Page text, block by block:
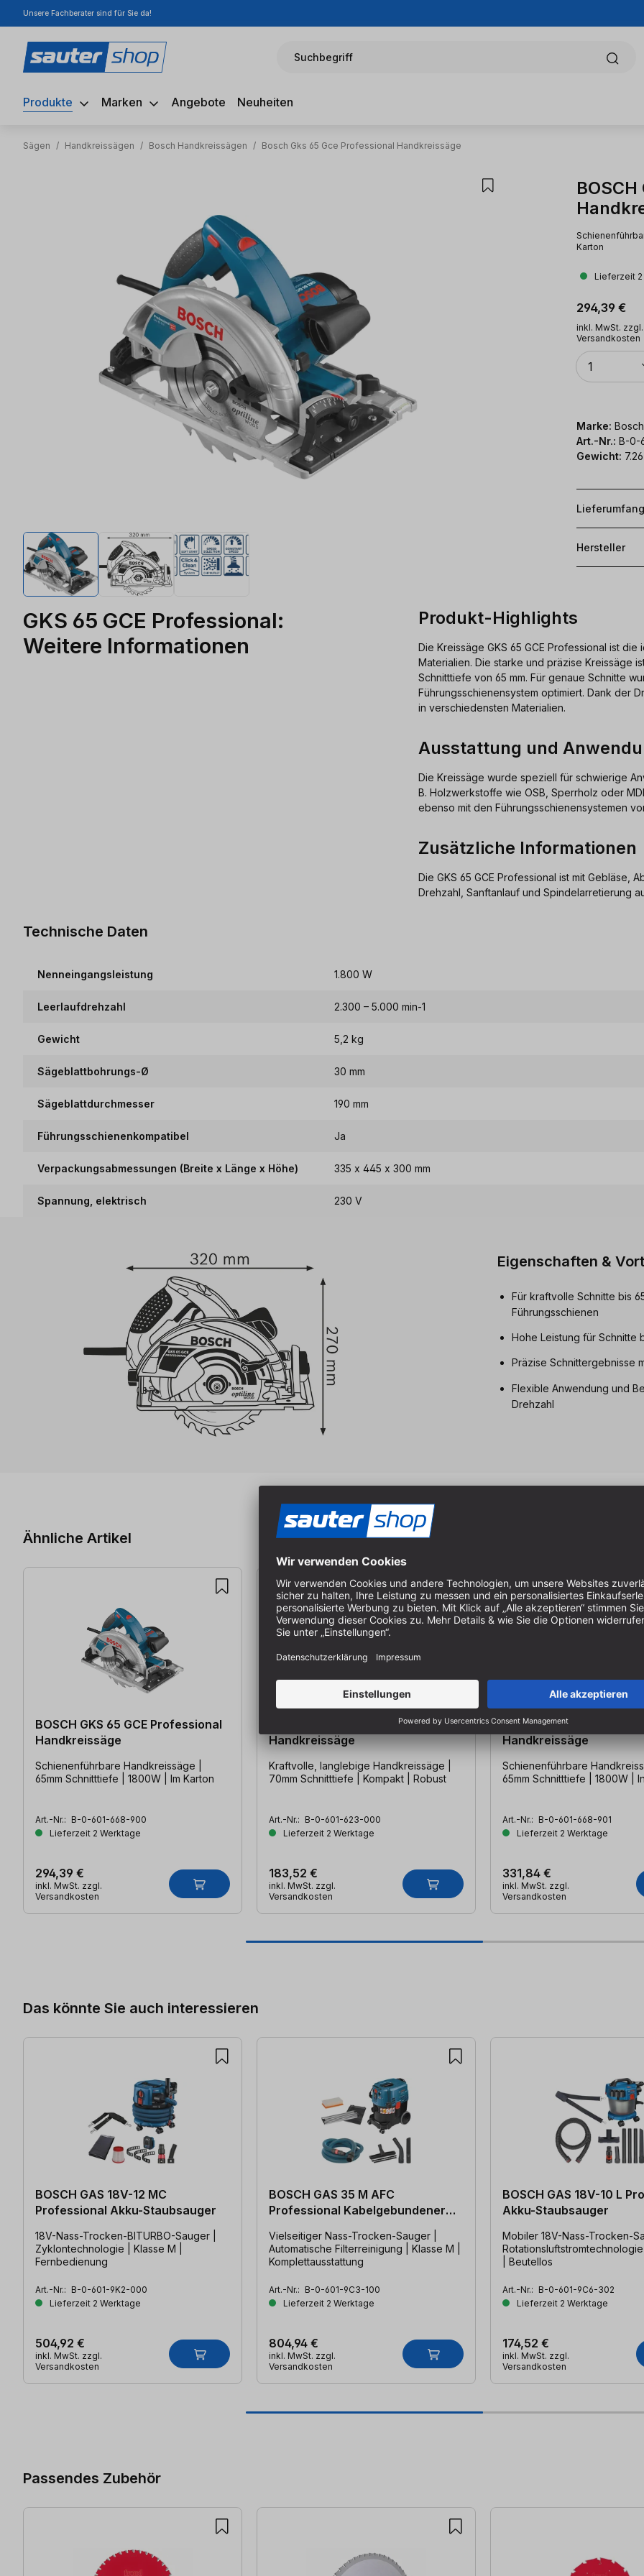
Hauptinhalt springen
Zur Suche springen
Zur Hauptnavigation springen
Unsere Fachberater sind für Sie da!
Suchbegriff
Produkte Marken Angebote Neuheiten
Sägen / Handkreissägen / Bosch Handkreissägen / Bosch Gks 65 Gce Professional Handkreissäge
Karton
Lieferzeit
Regulärer
294,39 €
inkl. MwSt. zzgl.
Versandkosten
Anzahl
1
Marke: Bosch
Art.-Nr.: B-0-
Gewicht:
Lieferumfang
Hersteller
GKS 65 GCE Professional:
Weitere Informationen
Produkt-Highlights
Die Kreissäge GKS 65 GCE Professional ist
Materialien. Die starke und präzise Kreissäge
Schnitttiefe von 65 mm. Für genaue Schnitte
Führungsschienensystem optimiert. Dank der
in verschiedensten Materialien.
Ausstattung und
Die Kreissäge wurde speziell für schwierige
B. Holzwerkstoffe wie OSB, Sperrholz oder
ebenso mit den Führungsschienensystemen
Zusätzliche Informationen
Die GKS 65 GCE Professional ist mit Gebläse,
Drehzahl, Sanftanlauf und Spindelarretierung
Technische Daten
Nenneingangsleistung 1.800 W
Leerlaufdrehzahl 2.300 – 5.000 min-1
Gewicht 5,2 kg
Sägeblattbohrungs-Ø 30 mm
Sägeblattdurchmesser 190 mm
Führungsschienenkompatibel Ja
Verpackungsabmessungen (Breite x Länge x Höhe) 335 x 445 x 300 mm
Spannung, elektrisch 230 V
Eigenschaften &
Für kraftvolle Schnitte bis
Führungsschienen
Hohe Leistung für Schnitte
Präzise Schnittergebnisse
Flexible Anwendung und
Drehzahl
Ähnliche Artikel
BOSCH GKS 65 GCE Professional
Handkreissäge
Schienenführbare Handkreissäge |
65mm Schnitttiefe | 1800W | Im Karton
Art.-Nr.: B-0-601-668-900
Lieferzeit 2 Werktage
294,39 €
inkl. MwSt. zzgl.
Versandkosten
BOSCH GKS 190 Professional
Handkreissäge
Kraftvolle, langlebige Handkreissäge |
70mm Schnitttiefe | Kompakt | Robust
Art.-Nr.: B-0-601-623-000
Lieferzeit 2 Werktage
183,52 €
inkl. MwSt. zzgl.
Versandkosten
BOSCH GKS 65 GCE
Handkreissäge
Schienenführbare
65mm Schnitttiefe | 1800W |
Art.-Nr.: B-0-601-668-901
Lieferzeit 2 Werktage
331,84 €
inkl. MwSt. zzgl.
Versandkosten
Das könnte Sie auch interessieren
BOSCH GAS 18V-12 MC
Professional Akku-Staubsauger
18V-Nass-Trocken-BITURBO-Sauger |
Zyklontechnologie | Klasse M |
Fernbedienung
Art.-Nr.: B-0-601-9K2-000
Lieferzeit 2 Werktage
504,92 €
inkl. MwSt. zzgl.
Versandkosten
BOSCH GAS 35 M AFC
Professional Kabelgebundener
Vielseitiger Nass-Trocken-Sauger |
Automatische Filterreinigung | Klasse M |
Komplettausstattung
Art.-Nr.: B-0-601-9C3-100
Lieferzeit 2 Werktage
804,94 €
inkl. MwSt. zzgl.
Versandkosten
BOSCH GAS 18V-10 L
Akku-Staubsauger
Mobiler 18V-Nass-Trocken-
| Beutellos
Art.-Nr.: B-0-601-9C6-302
Lieferzeit 2 Werktage
174,52 €
inkl. MwSt. zzgl.
Versandkosten
Passendes Zubehör